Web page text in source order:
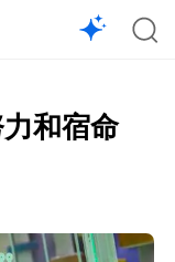
和宿命